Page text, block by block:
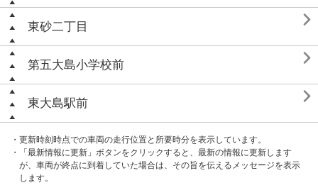
東砂二丁目 
第五大島小学校前 
東大島駅前 
・更新時刻時点での車両の走行位置と所要時分を表示しています。
・「最新情報に更新」ボタンをクリックすると、最新の情報に更新します
が、車両が終点に到着していた場合は、その旨を伝えるメッセージを表示
します。